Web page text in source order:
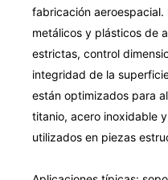
fabricación
metálicos y plásticos de
estrictas, control
integridad de la
están optimizados para
titanio, acero inoxidable
utilizados en piezas